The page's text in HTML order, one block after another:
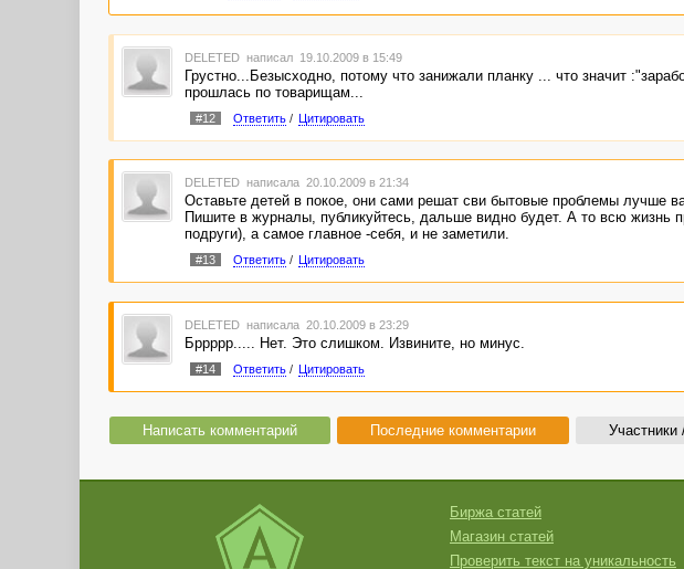
DELETED написал 19.10.2009 в 15:49
Грустно...Безысходно, потому что занижали планку ... что значит
прошлась по товарищам...
#12 Ответить/ Цитировать
DELETED написала 20.10.2009 в 21:34
Оставьте детей в покое, они сами решат сви бытовые проблемы лучше
Пишите в журналы, публикуйтесь, дальше видно будет. А то всю жизнь
подруги), а самое главное -себя, и не заметили.
#13 Ответить/ Цитировать
DELETED написала 20.10.2009 в 23:29
Бррррр..... Нет. Это слишком. Извините, но минус.
#14 Ответить/ Цитировать
Написать комментарий Последние комментарии Участники
Биржа статей
Магазин статей
Проверить текст на уникальность